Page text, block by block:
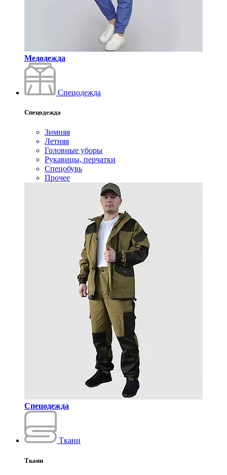
Медодежда
Спецодежда
Спецодежда
Зимняя
Летняя
Головные уборы
Рукавицы, перчатки
Спецобувь
Прочее
Спецодежда
Ткани
Ткани